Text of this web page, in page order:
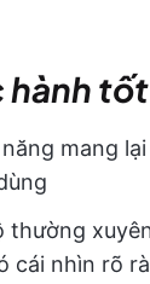
hành
mang
thường
cái nhìn rõ